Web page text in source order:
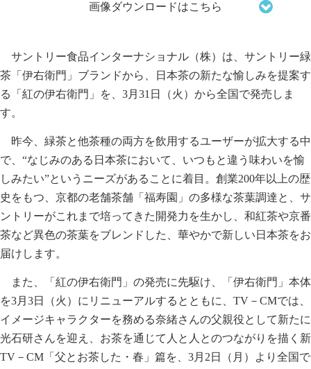
画像ダウンロードはこちら
サントリー食品インターナショナル（株）は、サントリー緑
茶「伊右衛門」ブランドから、日本茶の新たな愉しみを提案す
る「紅の伊右衛門」を、3月31日（火）から全国で発売しま
す。
昨今、緑茶と他茶種の両方を飲用するユーザーが拡大する中
で、“なじみのある日本茶において、いつもと違う味わいを愉
しみたい”というニーズがあることに着目。創業200年以上の歴
史をもつ、京都の老舗茶舗「福寿園」の多様な茶葉調達と、サ
ントリーがこれまで培ってきた開発力を生かし、和紅茶や京番
茶など異色の茶葉をブレンドした、華やかで新しい日本茶をお
届けします。
また、「紅の伊右衛門」の発売に先駆け、「伊右衛門」本体
を3月3日（火）にリニューアルするとともに、TV－CMでは、
イメージキャラクターを務める奈緒さんの父親役として新たに
光石研さんを迎え、お茶を通じて人と人とのつながりを描く新
TV－CM「父とお茶した・春」篇を、3月2日（月）より全国で